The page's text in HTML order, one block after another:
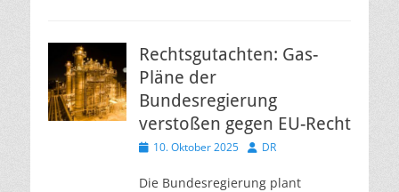
Rechtsgutachten: Gas-
Pläne der
Bundesregierung
verstoßen gegen EU-Recht
Veröffentlicht
10. Oktober 2025 Autor
DR
Die Bundesregierung plant